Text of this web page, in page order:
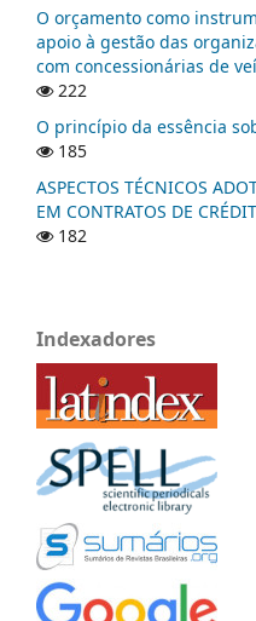
O orçamento como
apoio à gestão das
com concessionárias de
222
O princípio da essência
185
ASPECTOS TÉCNICOS
EM CONTRATOS DE
182
Indexadores